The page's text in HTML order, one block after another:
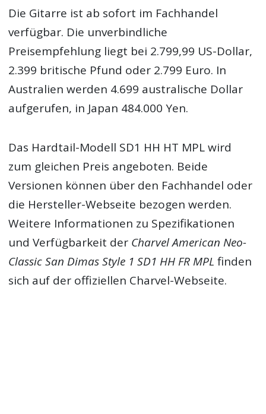
Die Gitarre ist ab sofort im Fachhandel
verfügbar. Die unverbindliche
Preisempfehlung liegt bei 2.799,99 US-Dollar,
2.399 britische Pfund oder 2.799 Euro. In
Australien werden 4.699 australische Dollar
aufgerufen, in Japan 484.000 Yen.
Das Hardtail-Modell SD1 HH HT MPL wird
zum gleichen Preis angeboten. Beide
Versionen können über den Fachhandel oder
die Hersteller-Webseite bezogen werden.
Weitere Informationen zu Spezifikationen
und Verfügbarkeit der Charvel American Neo-
Classic San Dimas Style 1 SD1 HH FR MPL finden
sich auf der offiziellen Charvel-Webseite.